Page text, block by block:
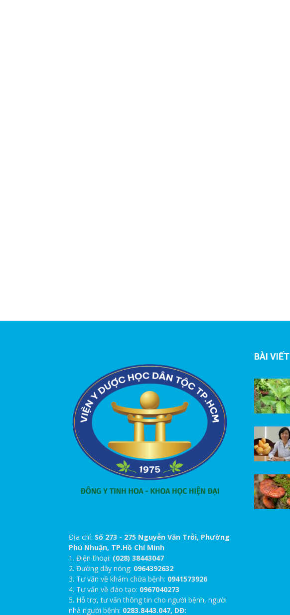
Địa chỉ: Số 273 - 275 Nguyễn Văn Trỗi, Phường
Phú Nhuận, TP.Hồ Chí Minh
1. Điện thoại: (028) 38443047
2. Đường dây nóng: 0964392632
3. Tư vấn về khám chữa bệnh: 0941573926
4. Tư vấn về đào tạo: 0967040273
5. Hỗ trợ, tư vấn thông tin cho người bệnh, người
nhà người bệnh: 0283.8443.047, DĐ:
BÀI VIẾT